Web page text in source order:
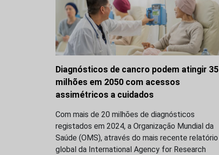
Diagnósticos de cancro podem atingir 35
milhões em 2050 com acessos
assimétricos a cuidados
Com mais de 20 milhões de diagnósticos
registados em 2024, a Organização Mundial da
Saúde (OMS), através do mais recente relatório
global da International Agency for Research